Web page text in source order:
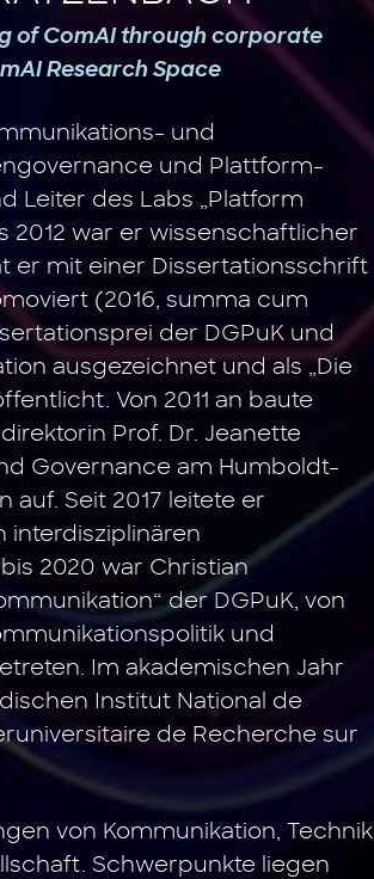
of ComAI through corporate
Research Space
und
und Plattform-
Leiter des Labs „Platform
2012 war er wissenschaftlicher
er mit einer Dissertationsschrift
(2016, summa cum
der DGPuK und
ausgezeichnet und als „Die
Von 2011 an baute
Prof. Dr. Jeanette
Governance am Humboldt-
auf. Seit 2017 leitete er
interdisziplinären
2020 war Christian
der DGPuK, von
und
Im akademischen Jahr
Institut National de
de Recherche sur
von Kommunikation, Technik
Schwerpunkte liegen